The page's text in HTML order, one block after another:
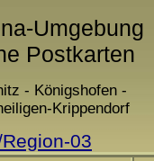
Umgebung
Postkarten
- Königshofen -
Krippendorf
03